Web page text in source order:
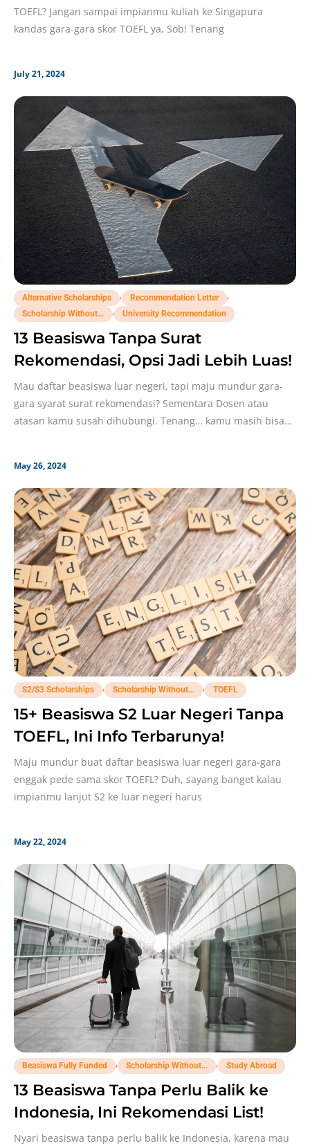
TOEFL? Jangan sampai impianmu kuliah ke Singapura
kandas gara-gara skor TOEFL ya, Sob! Tenang
July 21, 2024
Alternative Scholarships , Recommendation Letter
,
Scholarship Without...
, University Recommendation
13 Beasiswa Tanpa Surat
Rekomendasi, Opsi Jadi Lebih Luas!
Mau daftar beasiswa luar negeri, tapi maju mundur gara-
gara syarat surat rekomendasi? Sementara Dosen atau
atasan kamu susah dihubungi. Tenang… kamu masih bisa
May 26, 2024
S2/S3 Scholarships , Scholarship Without... , TOEFL
15+ Beasiswa S2 Luar Negeri Tanpa
TOEFL, Ini Info Terbarunya!
Maju mundur buat daftar beasiswa luar negeri gara-gara
enggak pede sama skor TOEFL? Duh, sayang banget kalau
impianmu lanjut S2 ke luar negeri harus
May 22, 2024
Beasiswa Fully Funded , Scholarship Without... , Study Abroad
13 Beasiswa Tanpa Perlu Balik ke
Indonesia, Ini Rekomendasi List!
Nyari beasiswa tanpa perlu balik ke Indonesia, karena mau